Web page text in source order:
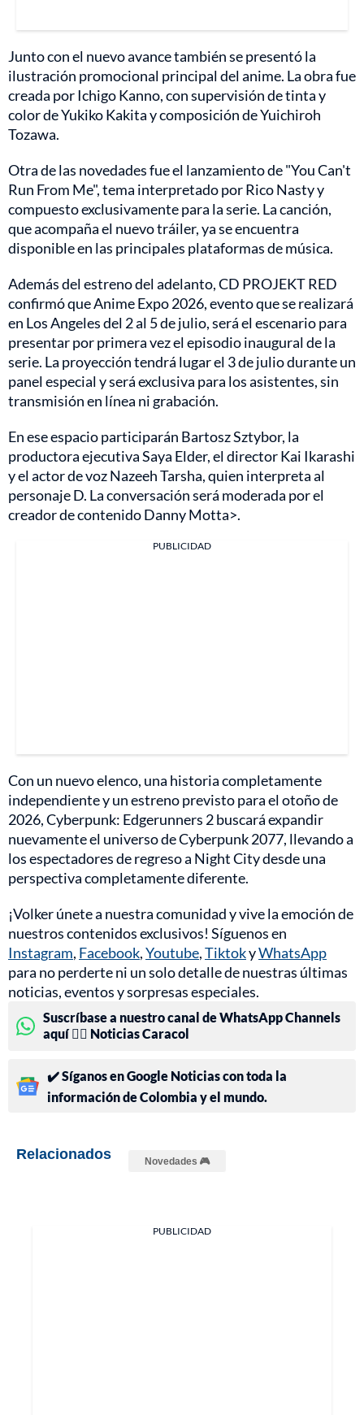
Junto con el nuevo avance también se presentó la
ilustración promocional principal del anime. La obra fue
creada por Ichigo Kanno, con supervisión de tinta y
color de Yukiko Kakita y composición de Yuichiroh
Tozawa.
Otra de las novedades fue el lanzamiento de "You Can't
Run From Me", tema interpretado por Rico Nasty y
compuesto exclusivamente para la serie. La canción,
que acompaña el nuevo tráiler, ya se encuentra
disponible en las principales plataformas de música.
Además del estreno del adelanto, CD PROJEKT RED
confirmó que Anime Expo 2026, evento que se realizará
en Los Angeles del 2 al 5 de julio, será el escenario para
presentar por primera vez el episodio inaugural de la
serie. La proyección tendrá lugar el 3 de julio durante un
panel especial y será exclusiva para los asistentes, sin
transmisión en línea ni grabación.
En ese espacio participarán Bartosz Sztybor, la
productora ejecutiva Saya Elder, el director Kai Ikarashi
y el actor de voz Nazeeh Tarsha, quien interpreta al
personaje D. La conversación será moderada por el
creador de contenido Danny Motta>.
PUBLICIDAD
Con un nuevo elenco, una historia completamente
independiente y un estreno previsto para el otoño de
2026, Cyberpunk: Edgerunners 2 buscará expandir
nuevamente el universo de Cyberpunk 2077, llevando a
los espectadores de regreso a Night City desde una
perspectiva completamente diferente.
¡Volker únete a nuestra comunidad y vive la emoción de
nuestros contenidos exclusivos! Síguenos en
Instagram, Facebook,Youtube,TiktokyWhatsApp
para no perderte ni un solo detalle de nuestras últimas
noticias, eventos y sorpresas especiales.
Suscríbase a nuestro canal de WhatsApp Channels
aquí 👉🏻 Noticias Caracol
✔️ Síganos en Google Noticias con toda la
información de Colombia y el mundo.
Relacionados Novedades 🎮
PUBLICIDAD